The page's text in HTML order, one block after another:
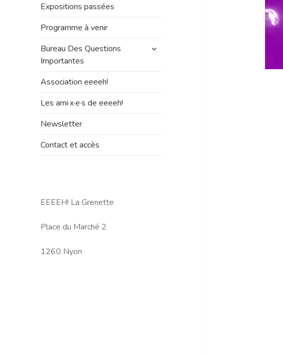
Expositions passées
Programme à venir
Bureau Des Questions
Importantes
ouvrir
Association eeeeh!
Les ami·x·e·s de eeeeh!
Newsletter
Contact et accès
EEEEH! La Grenette
Place du Marché 2
1260 Nyon